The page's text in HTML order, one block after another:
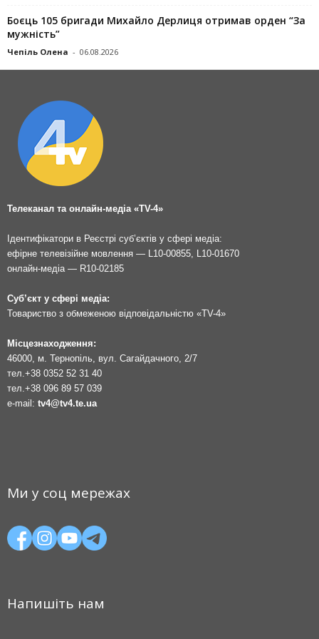
Боєць 105 бригади Михайло Дерлиця отримав орден “За
мужність”
Чепіль Олена - 06.08.2026
Телеканал та онлайн-медіа «TV-4»
Ідентифікатори в Реєстрі суб’єктів у сфері медіа:
ефірне телевізійне мовлення — L10-00855, L10-01670
онлайн-медіа — R10-02185
Суб’єкт у сфері медіа:
Товариство з обмеженою відповідальністю «TV-4»
Місцезнаходження:
46000, м. Тернопіль, вул. Сагайдачного, 2/7
тел. +38 0352 52 31 40
тел. +38 096 89 57 039
e-mail: tv4@tv4.te.ua
Ми у соц мережах
Напишіть нам